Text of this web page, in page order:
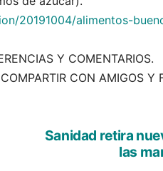
20191004/alimentos-
Y COMENTARIOS.
CON AMIGOS Y
Sanidad retira
las